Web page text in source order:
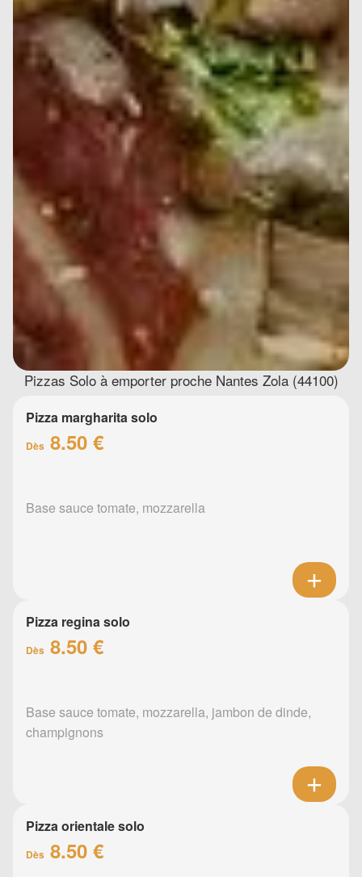
Pizzas Solo à emporter proche Nantes Zola (44100)
Pizza margharita solo
Dès 8.50 €
Base sauce tomate, mozzarella
Pizza regina solo
Dès 8.50 €
Base sauce tomate, mozzarella, jambon de dinde,
champignons
Pizza orientale solo
Dès 8.50 €